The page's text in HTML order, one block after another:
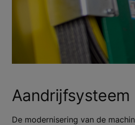
Aandrijfsysteem
De modernisering van de